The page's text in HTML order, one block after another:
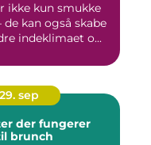
ikke kun smukke
de kan også skabe
indeklimaet o...
29. sep
der fungerer
brunch